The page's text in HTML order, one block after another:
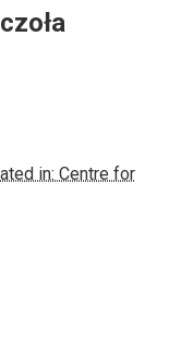
in: Centre for